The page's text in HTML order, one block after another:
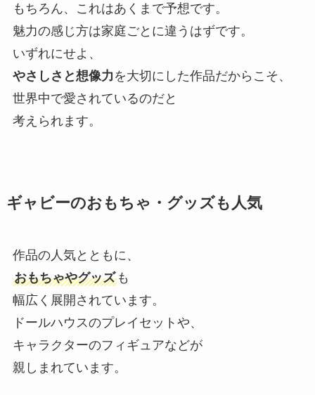
もちろん、これはあくまで予想です。
魅力の感じ方は家庭ごとに違うはずです。
いずれにせよ、
やさしさと想像力 を大切にした作品だからこそ、
世界中で愛されているのだと
考えられます。
ギャビーのおもちゃ・グッズも人気
作品の人気とともに、
おもちゃやグッズも
幅広く展開されています。
ドールハウスのプレイセットや、
キャラクターのフィギュアなどが
親しまれています。